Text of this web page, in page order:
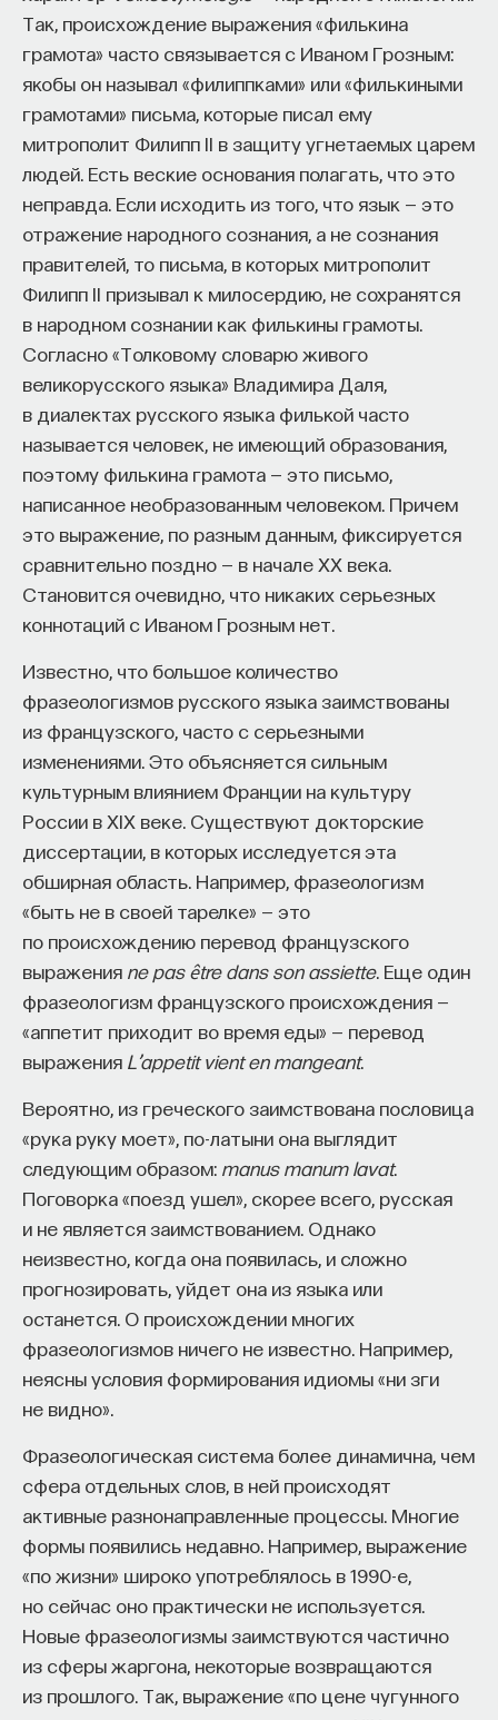
Так, происхождение выражения «филькина
грамота» часто связывается с Иваном Грозным:
якобы он называл «филиппками» или «филькиными
грамотами» письма, которые писал ему
митрополит Филипп II в защиту угнетаемых царем
людей. Есть веские основания полагать, что это
неправда. Если исходить из того, что язык — это
отражение народного сознания, а не сознания
правителей, то письма, в которых митрополит
Филипп II призывал к милосердию, не сохранятся
в народном сознании как филькины грамоты.
Согласно «Толковому словарю живого
великорусского языка» Владимира Даля,
в диалектах русского языка филькой часто
называется человек, не имеющий образования,
поэтому филькина грамота — это письмо,
написанное необразованным человеком. Причем
это выражение, по разным данным, фиксируется
сравнительно поздно — в начале ХХ века.
Становится очевидно, что никаких серьезных
коннотаций с Иваном Грозным нет.
Известно, что большое количество
фразеологизмов русского языка заимствованы
из французского, часто с серьезными
изменениями. Это объясняется сильным
культурным влиянием Франции на культуру
России в XIX веке. Существуют докторские
диссертации, в которых исследуется эта
обширная область. Например, фразеологизм
«быть не в своей тарелке» — это
по происхождению перевод французского
выражения ne pas être dans son assiette. Еще один
фразеологизм французского происхождения —
«аппетит приходит во время еды» — перевод
выражения L’appetit vient en mangeant.
Вероятно, из греческого заимствована пословица
«рука руку моет», по-латыни она выглядит
следующим образом: manus manum lavat.
Поговорка «поезд ушел», скорее всего, русская
и не является заимствованием. Однако
неизвестно, когда она появилась, и сложно
прогнозировать, уйдет она из языка или
останется. О происхождении многих
фразеологизмов ничего не известно. Например,
неясны условия формирования идиомы «ни зги
не видно».
Фразеологическая система более динамична, чем
сфера отдельных слов, в ней происходят
активные разнонаправленные процессы. Многие
формы появились недавно. Например, выражение
«по жизни» широко употреблялось в 1990-е,
но сейчас оно практически не используется.
Новые фразеологизмы заимствуются частично
из сферы жаргона, некоторые возвращаются
из прошлого. Так, выражение «по цене чугунного